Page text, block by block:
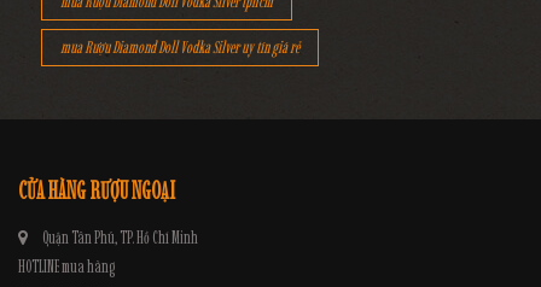
mua Rượu Diamond Doll Vodka Silver tphcm
Quận Tân Phú, TP. Hồ Chí Minh